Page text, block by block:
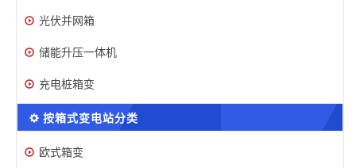
光伏并网箱
储能升压一体机
充电桩箱变
按箱式变电站分类
欧式箱变